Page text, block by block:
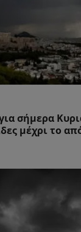
σήμερα
μέχρι το